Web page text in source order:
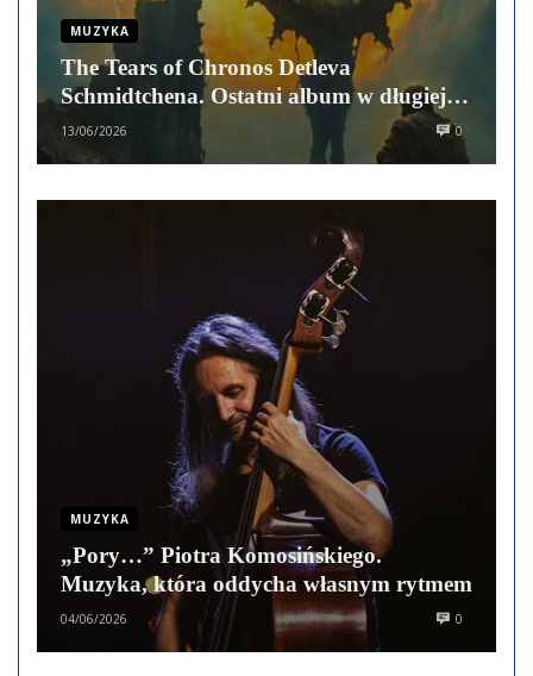
MUZYKA
The Tears of Chronos Detleva
Schmidtchena. Ostatni album w długiej
karierze muzycznej
13/06/2026 0
MUZYKA
„Pory…” Piotra Komosińskiego.
Muzyka, która oddycha własnym rytmem
04/06/2026 0